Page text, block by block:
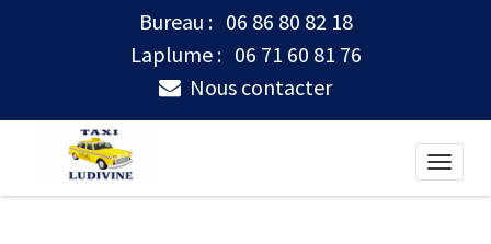
Bureau : 06 86 80 82 18
Laplume : 06 71 60 81 76
Nous contacter
Toggle